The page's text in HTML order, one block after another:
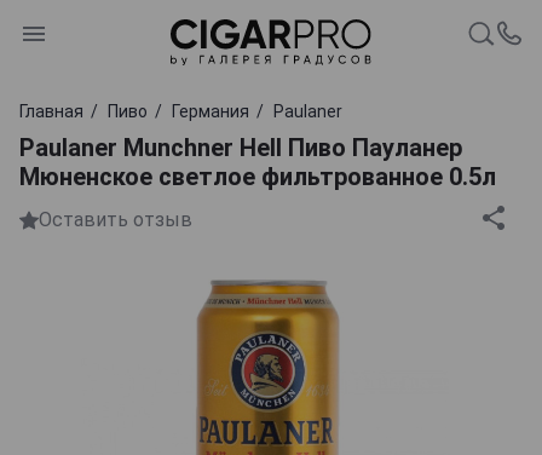
Главная Пиво Германия Paulaner
Paulaner Munchner Hell Пиво Пауланер
Мюненское светлое фильтрованное 0.5л
Оставить отзыв